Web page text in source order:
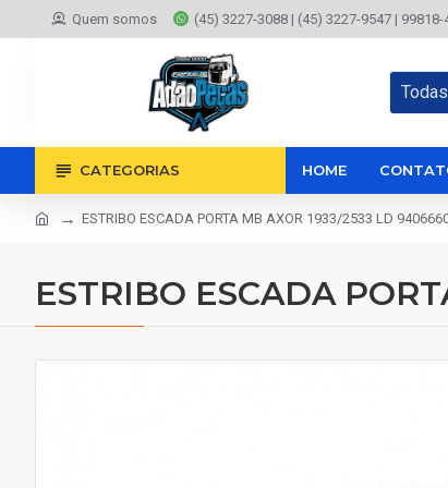
Quem somos (45) 3227-3088 | (45) 3227-9547 | 99818-
Todas
CATEGORIAS HOME
ESTRIBO ESCADA PORTA MB AXOR 1933/2533 LD
ESTRIBO ESCADA